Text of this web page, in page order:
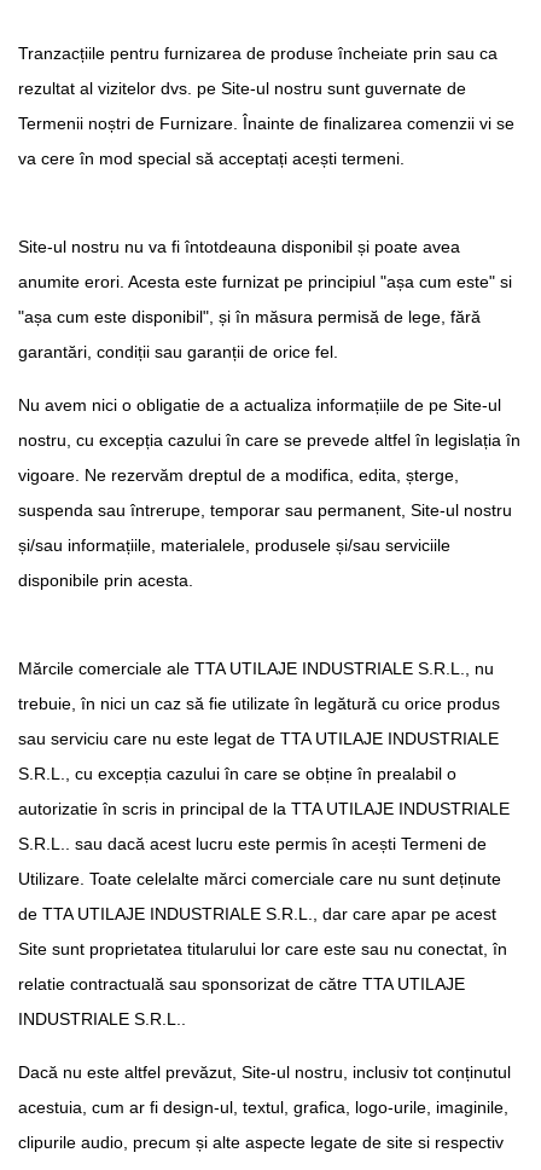
Tranzacțiile pentru furnizarea de produse încheiate prin sau ca
rezultat al vizitelor dvs. pe Site-ul nostru sunt guvernate de
Termenii noștri de Furnizare. Înainte de finalizarea comenzii vi se
va cere în mod special să acceptați acești termeni.
Site-ul nostru nu va fi întotdeauna disponibil și poate avea
anumite erori. Acesta este furnizat pe principiul "așa cum este" si
"așa cum este disponibil", și în măsura permisă de lege, fără
garantări, condiții sau garanții de orice fel.
Nu avem nici o obligatie de a actualiza informațiile de pe Site-ul
nostru, cu excepția cazului în care se prevede altfel în legislația în
vigoare. Ne rezervăm dreptul de a modifica, edita, șterge,
suspenda sau întrerupe, temporar sau permanent, Site-ul nostru
și/sau informațiile, materialele, produsele și/sau serviciile
disponibile prin acesta.
Mărcile comerciale ale TTA UTILAJE INDUSTRIALE S.R.L., nu
trebuie, în nici un caz să fie utilizate în legătură cu orice produs
sau serviciu care nu este legat de TTA UTILAJE INDUSTRIALE
S.R.L., cu excepția cazului în care se obține în prealabil o
autorizatie în scris in principal de la TTA UTILAJE INDUSTRIALE
S.R.L.. sau dacă acest lucru este permis în acești Termeni de
Utilizare. Toate celelalte mărci comerciale care nu sunt deținute
de TTA UTILAJE INDUSTRIALE S.R.L., dar care apar pe acest
Site sunt proprietatea titularului lor care este sau nu conectat, în
relatie contractuală sau sponsorizat de către TTA UTILAJE
INDUSTRIALE S.R.L..
Dacă nu este altfel prevăzut, Site-ul nostru, inclusiv tot conținutul
acestuia, cum ar fi design-ul, textul, grafica, logo-urile, imaginile,
clipurile audio, precum și alte aspecte legate de site si respectiv